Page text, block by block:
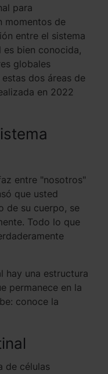
para
momentos de
entre el sistema
bien conocida,
globales
dos áreas de
en 2022
entre "nosotros"
que usted
de su cuerpo, se
Todo lo que
hay una estructura
permanece en la
conoce la
de células